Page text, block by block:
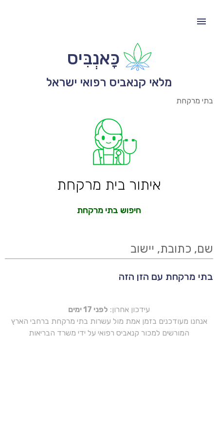
כָּאנְבִּיס
מלאי קנאביס רפואי ישראל
בתי מרקחת
איתור בית מרקחת
חיפוש בתי מרקחת
שם, כתובת, יישוב
בתי מרקחת עם הזן הזה
עידכון אחרון: לפני 17 ימים
אנחנו מעודכנים בזמן אמת מול עשרות בתי מרקחת ברחבי הארץ
המורשים למכור קנאביס רפואי על ידי משרד הבריאות